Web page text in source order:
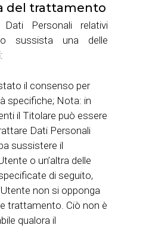
del trattamento
Personali relativi
sussista una delle
il consenso per
specifiche; Nota: in
il Titolare può essere
Dati Personali
sussistere il
o un’altra delle
di seguito,
non si opponga
trattamento. Ciò non è
qualora il